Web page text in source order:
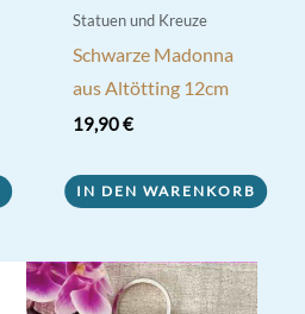
Statuen und Kreuze
Schwarze Madonna
aus Altötting 12cm
19,90€
IN DEN WARENKORB